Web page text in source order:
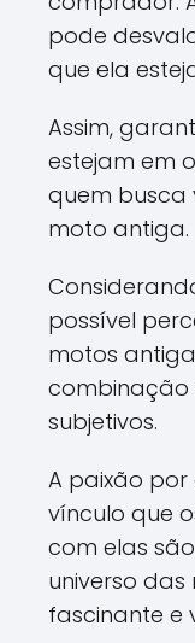
pode
que ela
Assim,
estejam em
quem busca
moto antiga.
possível
motos
combinação
subjetivos.
A paixão por
vínculo que
com elas
universo
fascinante e